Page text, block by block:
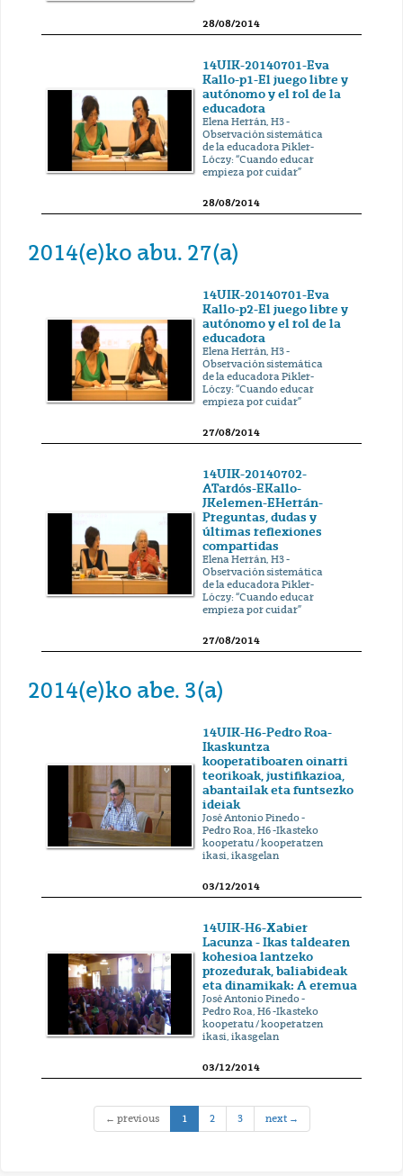
28/08/2014
14UIK-20140701-Eva
Kallo-p1-El juego libre y
autónomo y el rol de la
educadora
Elena Herrán, H3 -
Observación sistemática
de la educadora Pikler-
Lóczy: “Cuando educar
empieza por cuidar”
28/08/2014
2014(e)ko abu. 27(a)
14UIK-20140701-Eva
Kallo-p2-El juego libre y
autónomo y el rol de la
educadora
Elena Herrán, H3 -
Observación sistemática
de la educadora Pikler-
Lóczy: “Cuando educar
empieza por cuidar”
27/08/2014
14UIK-20140702-
ATardós-EKallo-
JKelemen-EHerrán-
Preguntas, dudas y
últimas reflexiones
compartidas
Elena Herrán, H3 -
Observación sistemática
de la educadora Pikler-
Lóczy: “Cuando educar
empieza por cuidar”
27/08/2014
2014(e)ko abe. 3(a)
14UIK-H6-Pedro Roa-
Ikaskuntza
kooperatiboaren oinarri
teorikoak, justifikazioa,
abantailak eta funtsezko
ideiak
José Antonio Pinedo -
Pedro Roa, H6 -Ikasteko
kooperatu / kooperatzen
ikasi, ikasgelan
03/12/2014
14UIK-H6-Xabier
Lacunza - Ikas taldearen
kohesioa lantzeko
prozedurak, baliabideak
eta dinamikak: A eremua
José Antonio Pinedo -
Pedro Roa, H6 -Ikasteko
kooperatu / kooperatzen
ikasi, ikasgelan
03/12/2014
← previous 1(current)
2 3 next →